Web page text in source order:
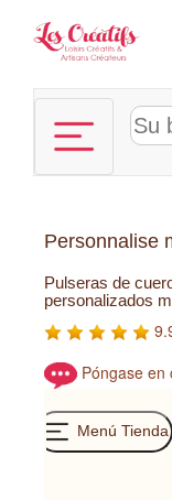
Personnalise
Pulseras de
personalizados
Póngase en
Menú Tienda